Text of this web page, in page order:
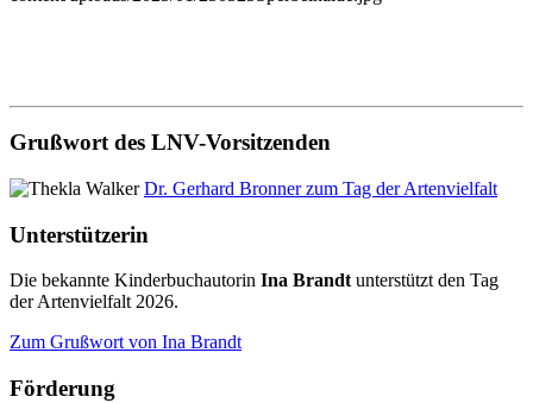
Grußwort des LNV-Vorsitzenden
Dr. Gerhard Bronner zum Tag der Artenvielfalt
Unterstützerin
Die bekannte Kinderbuchautorin Ina Brandtunterstützt den Tag
der Artenvielfalt 2026.
Zum Grußwort von Ina Brandt
Förderung